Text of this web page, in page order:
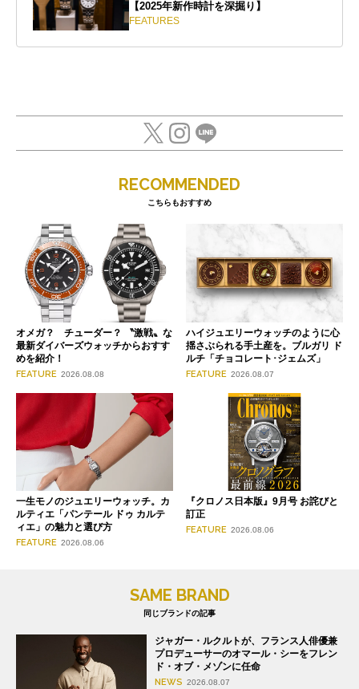
【2025年新作時計を深掘り】
FEATURES
RECOMMENDED
こちらもおすすめ
オメガ？ チューダー？ 〝激戦〟な
最新ダイバーズウォッチからおすす
めを紹介！
FEATURE 2026.08.08
ハイジュエリーウォッチのように心
揺さぶられる手土産を。ブルガリ ド
ルチ「チョコレート･ジェムズ」
FEATURE 2026.08.07
一生モノのジュエリーウォッチ。カ
ルティエ「パンテール ドゥ カルテ
ィエ」の魅力と選び方
FEATURE 2026.08.06
『クロノス日本版』9月号 お詫びと
訂正
FEATURE 2026.08.06
SAME BRAND
同じブランドの記事
ジャガー・ルクルトが、フランス人俳優兼
プロデューサーのオマール・シーをフレン
ド・オブ・メゾンに任命
NEWS 2026.08.07